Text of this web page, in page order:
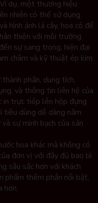
dụ, một thương hiệu
nhiên có thể sử dụng
hình ảnh lá cây, hoa cỏ để
thiện với môi trường.
sự sang trọng, hiện đại
châm và kỹ thuật ép kim
phần, dung tích,
và thông tin liên hệ của
in trực tiếp lên hộp đựng
tiêu dùng dễ dàng nắm
sự minh bạch của sản
hoa khác mà không có
đơn vị với đầy đủ bao bì
sâu sắc hơn với khách
phẩm thêm phần nổi bật,
hơn.